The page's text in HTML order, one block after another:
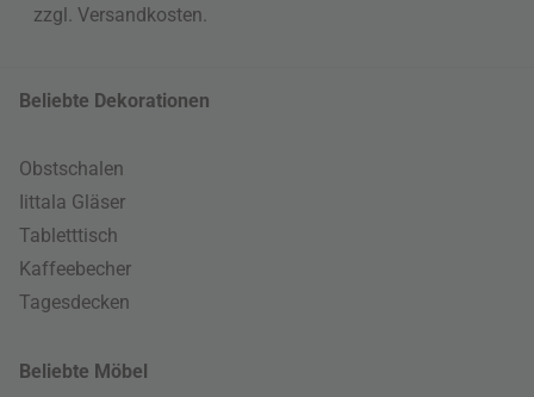
zzgl. Versandkosten
Beliebte Dekorationen
Obstschalen
Iittala Gläser
Tabletttisch
Kaffeebecher
Tagesdecken
Beliebte Möbel